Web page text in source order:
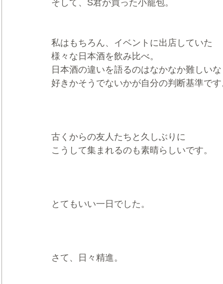
そして、S君が買った小籠包。
私はもちろん、イベントに出店していた
様々な日本酒を飲み比べ。
日本酒の違いを語るのはなかなか難しい
好きかそうでないかが自分の判断基準で
古くからの友人たちと久しぶりに
こうして集まれるのも素晴らしいです。
とてもいい一日でした。
さて、日々精進。